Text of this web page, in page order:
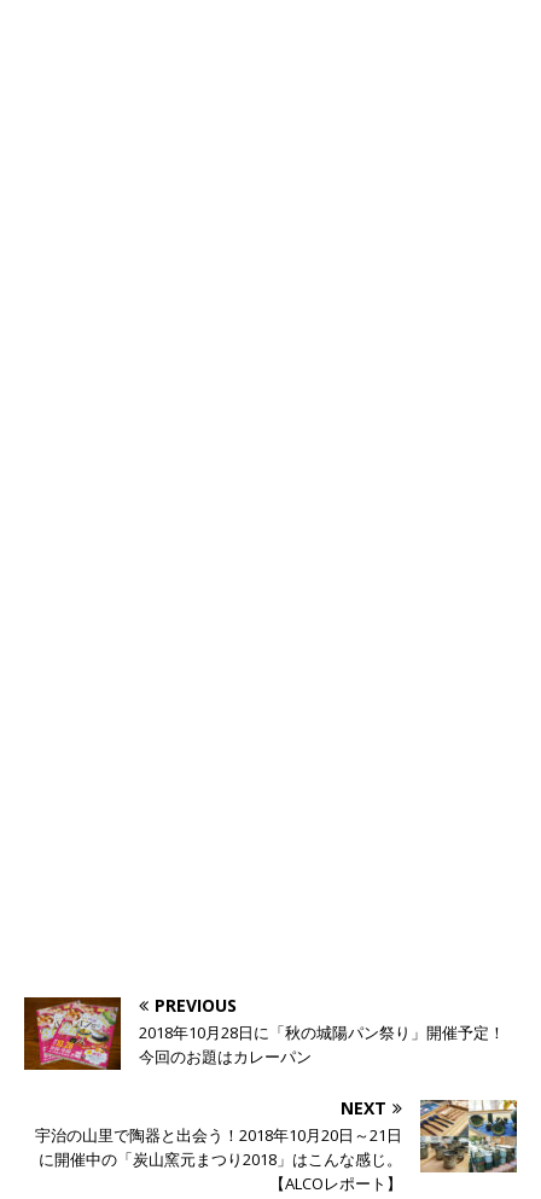
PREVIOUS
2018年10月28日に「秋の城陽パン祭り」開催予定！
今回のお題はカレーパン
NEXT
宇治の山里で陶器と出会う！2018年10月20日～21日
に開催中の「炭山窯元まつり2018」はこんな感じ。
【ALCOレポート】